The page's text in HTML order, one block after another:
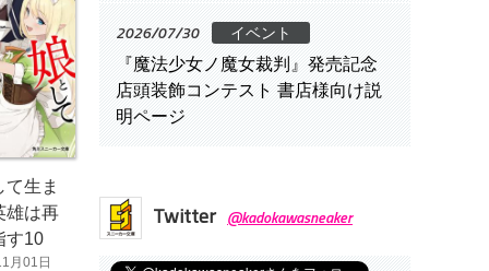
生ま
雄は再
す10
月01日
2026/07/30 イベント
『魔法少女ノ魔女裁判』発売記念
店頭装飾コンテスト 書店様向け説
明ページ
Twitter @kadokawasneaker